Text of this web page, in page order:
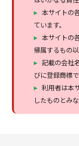
本サイトの
ています。
本サイトの
帰属するもの
記載の会社
びに登録商標で
利用者は本
したものとみな